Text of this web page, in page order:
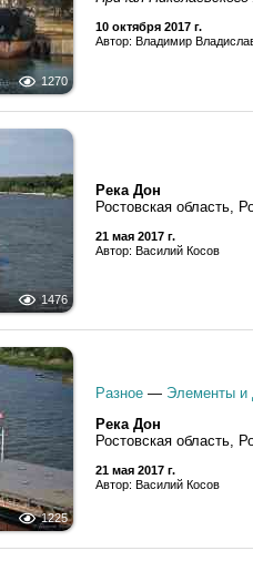
1270
10 октября 2017 г.
Автор: Владимир
1476
Река Дон
Ростовская область,
21 мая 2017 г.
Автор: Василий Косов
1225
Разное — Элементы и
Река Дон
Ростовская область,
21 мая 2017 г.
Автор: Василий Косов